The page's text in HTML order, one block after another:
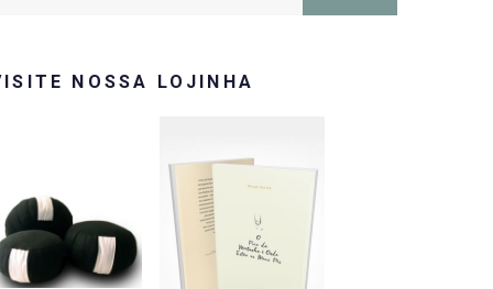
NOSSA LOJINHA